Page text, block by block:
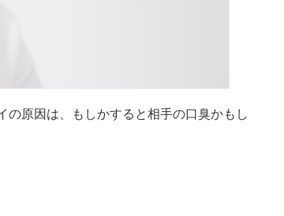
原因は、もしかすると相手の口臭かもし